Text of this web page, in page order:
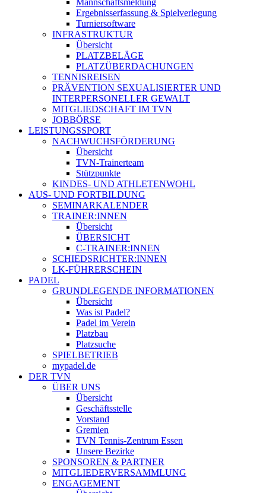
Mannschaftsmeldung
Ergebnisserfassung & Spielverlegung
Turniersoftware
INFRASTRUKTUR
Übersicht
PLATZBELÄGE
PLATZÜBERDACHUNGEN
TENNISREISEN
PRÄVENTION SEXUALISIERTER UND
INTERPERSONELLER GEWALT
MITGLIEDSCHAFT IM TVN
JOBBÖRSE
LEISTUNGSSPORT
NACHWUCHSFÖRDERUNG
Übersicht
TVN-Trainerteam
Stützpunkte
KINDES- UND ATHLETENWOHL
AUS- UND FORTBILDUNG
SEMINARKALENDER
TRAINER:INNEN
Übersicht
ÜBERSICHT
C-TRAINER:INNEN
SCHIEDSRICHTER:INNEN
LK-FÜHRERSCHEIN
PADEL
GRUNDLEGENDE INFORMATIONEN
Übersicht
Was ist Padel?
Padel im Verein
Platzbau
Platzsuche
SPIELBETRIEB
mypadel.de
DER TVN
ÜBER UNS
Übersicht
Geschäftsstelle
Vorstand
Gremien
TVN Tennis-Zentrum Essen
Unsere Bezirke
SPONSOREN & PARTNER
MITGLIEDERVERSAMMLUNG
ENGAGEMENT